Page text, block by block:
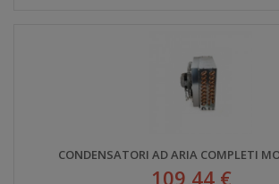
CONDENSATORI AD ARIA COMPLETI
109,44 €